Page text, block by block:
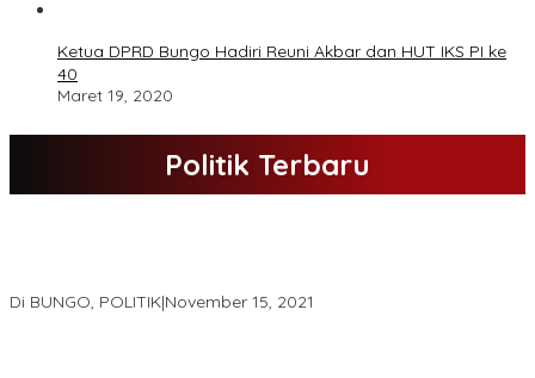
Ketua DPRD Bungo Hadiri Reuni Akbar dan HUT IKS PI ke
40
Maret 19, 2020
Politik Terbaru
Di BUNGO, POLITIK|November 15, 2021